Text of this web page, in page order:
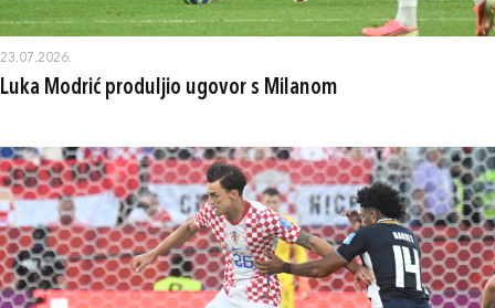
23.07.2026.
Luka Modrić produljio ugovor s Milanom